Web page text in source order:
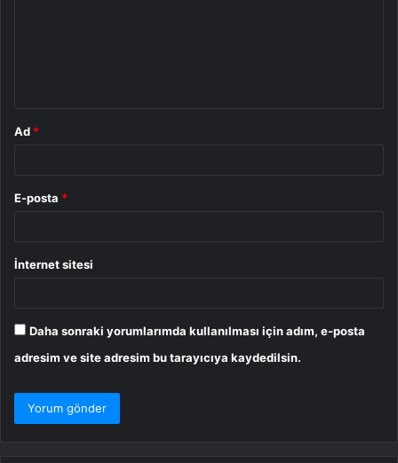
Ad *
E-posta *
İnternet sitesi
Daha sonraki yorumlarımda kullanılması için adım, e-posta
adresim ve site adresim bu tarayıcıya kaydedilsin.